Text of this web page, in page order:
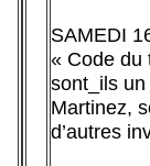
SAMEDI
« Code du
sont_ils un
Martinez,
d’autres